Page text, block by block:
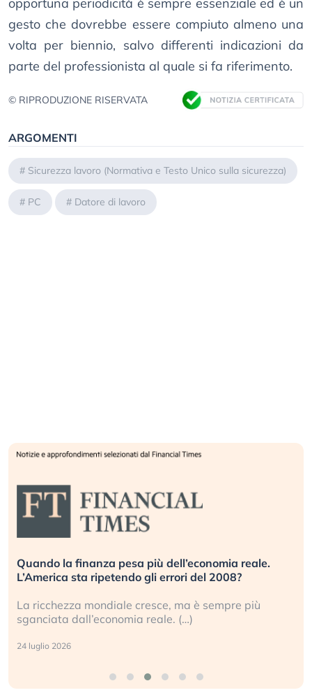
opportuna periodicità è sempre essenziale ed è un
gesto che dovrebbe essere compiuto almeno una
volta per biennio, salvo differenti indicazioni da
parte del professionista al quale si fa riferimento.
© RIPRODUZIONE RISERVATA
ARGOMENTI
# Sicurezza lavoro (Normativa e Testo Unico sulla sicurezza)
# PC # Datore di lavoro
Quando la finanza pesa più dell’economia reale.
L’America sta ripetendo gli errori del 2008?
La ricchezza mondiale cresce, ma è sempre più
sganciata dall’economia reale. (…)
24 luglio 2026